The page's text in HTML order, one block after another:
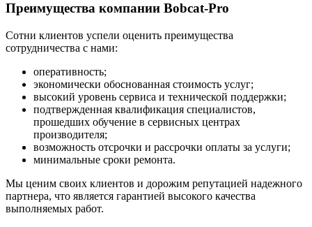
Преимущества компании Bobcat-Pro
Сотни клиентов успели оценить преимущества
сотрудничества с нами:
оперативность;
экономически обоснованная стоимость услуг;
высокий уровень сервиса и технической поддержки;
подтвержденная квалификация специалистов,
прошедших обучение в сервисных центрах
производителя;
возможность отсрочки и рассрочки оплаты за услуги;
минимальные сроки ремонта.
Мы ценим своих клиентов и дорожим репутацией надежного
партнера, что является гарантией высокого качества
выполняемых работ.